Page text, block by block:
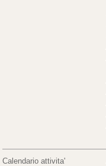
Calendario attivita'